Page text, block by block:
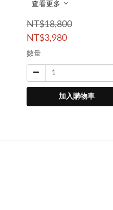
查看更多
NT$18,800
NT$3,980
數量
加入購物車